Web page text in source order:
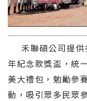
禾聯碩公司提供
年紀念款獎盃，統
美大禮包，勉勵參
動，吸引眾多民眾